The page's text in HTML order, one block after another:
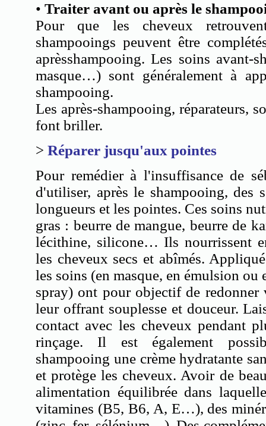
• Traiter avant ou après le
Pour que les cheveux
shampooings peuvent être
aprèsshampooing. Les soins avant-
masque…) sont généralement à
shampooing.
Les après-shampooing, réparateurs,
font briller.
> Réparer jusqu'aux pointes
Pour remédier à l'insuffisance de
d'utiliser, après le shampooing, des
longueurs et les pointes. Ces soins
gras : beurre de mangue, beurre de
lécithine, silicone… Ils nourrissent
les cheveux secs et abîmés.
les soins (en masque, en émulsion ou
spray) ont pour objectif de
leur offrant souplesse et douceur.
contact avec les cheveux pendant
rinçage. Il est également
shampooing une crème hydratante
et protège les cheveux. Avoir de
alimentation équilibrée dans
vitamines (B5, B6, A, E…), des